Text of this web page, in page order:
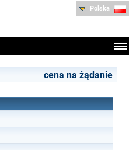
Polska
cena na żądanie